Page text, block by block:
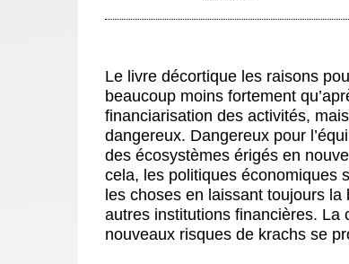
Le livre décortique les raisons
beaucoup moins fortement
financiarisation des activités,
dangereux. Dangereux pour
des écosystèmes érigés en
cela, les politiques économiques
les choses en laissant toujours
autres institutions financières. La
nouveaux risques de krachs se